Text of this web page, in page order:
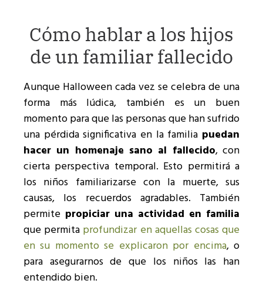
Cómo hablar a los hijos
de un familiar fallecido
Aunque Halloween cada vez se celebra de una
forma más lúdica, también es un buen
momento para que las personas que han sufrido
una pérdida significativa en la familia puedan
hacer un homenaje sano al fallecido, con
cierta perspectiva temporal. Esto permitirá a
los niños familiarizarse con la muerte, sus
causas, los recuerdos agradables. También
permite propiciar una actividad en familia
que permita profundizar en aquellas cosas que
en su momento se explicaron por encima, o
para asegurarnos de que los niños las han
entendido bien.